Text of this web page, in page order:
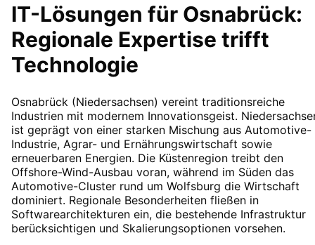
IT-Lösungen für Osnabrück:
Regionale Expertise trifft
Technologie
Osnabrück (Niedersachsen) vereint traditionsreiche
Industrien mit modernem Innovationsgeist.
ist geprägt von einer starken Mischung aus Automotive-
Industrie, Agrar- und Ernährungswirtschaft sowie
erneuerbaren Energien. Die Küstenregion treibt den
Offshore-Wind-Ausbau voran, während im Süden das
Automotive-Cluster rund um Wolfsburg die Wirtschaft
dominiert. Regionale Besonderheiten fließen in
Softwarearchitekturen ein, die bestehende Infrastruktur
berücksichtigen und Skalierungsoptionen vorsehen.